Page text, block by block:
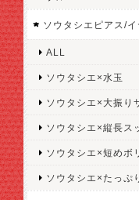
ソウタシエピアス/
ALL
ソウタシエ×水玉
ソウタシエ×大振り
ソウタシエ×縦長ス
ソウタシエ×短めボ
ソウタシエ×たっぷ